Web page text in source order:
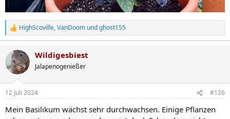
R
e
k
t
i
e
:
HighScoville,VanDoom undghost155
Wildigesbiest
Jalapenogenießer
12 Juli 2024 #126
Mein Basilikum wächst sehr durchwachsen. Einige Pflanzen